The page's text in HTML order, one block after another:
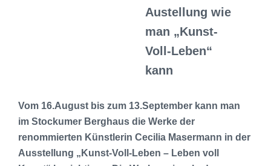
Austellung wie
man „Kunst-
Voll-Leben“
kann
Vom 16.August bis zum 13.September kann man
im Stockumer Berghaus die Werke der
renommierten Künstlerin Cecilia Masermann in der
Ausstellung „Kunst-Voll-Leben – Leben voll